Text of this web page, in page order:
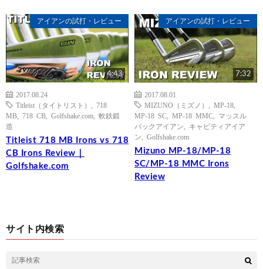
アイアンの試打・レビュー
4:43
2017.08.24
Titleist（タイトリスト）
718
MB
718 CB Golfshake.com
軟鉄鍛
造
Titleist 718 MB Irons vs 718
CB Irons Review｜
Golfshake.com
アイアンの試打・レビュー
7:32
2017.08.01
MIZUNO（ミズノ）
MP-18
MP-18 SC
MP-18 MMC
マッスル
バックアイアン
キャビティアイア
ン
Golfshake.com
Mizuno MP-18/MP-18
SC/MP-18 MMC Irons
Review
サイト内検索